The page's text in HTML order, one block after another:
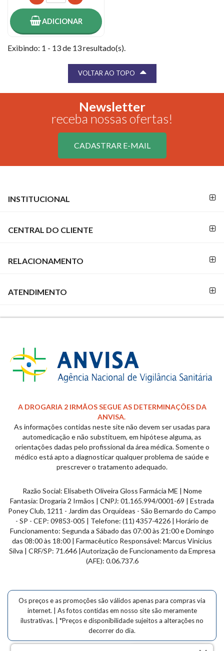
ADICIONAR
Exibindo: 1 - 13 de 13 resultado(s).
VOLTAR AO TOPO
Newsletter
receba nossas ofertas!
CADASTRAR E-MAIL
DE
SEGURANÇA
CREDIBILIDADE
REDES
PAGAMENTO
INSTITUCIONAL
CENTRAL DO CLIENTE
RELACIONAMENTO
ATENDIMENTO
A DROGARIA 2 IRMÃOS SEGUE AS DETERMINAÇÕES DA
ANVISA.
As informações contidas neste site não devem ser usadas para
automedicação e não substituem, em hipótese alguma, as
orientações dadas pelo profissional da área médica. Somente o
médico está apto a diagnosticar qualquer problema de saúde e
prescrever o tratamento adequado.
Razão Social: Elisabeth Oliveira Gloss Farmácia ME | Nome
Fantasia: Drogaria 2 Irmãos | CNPJ: 01.165.994/0001-69 | Estrada
Poney Club, 1211 - Jardim das Orquídeas - São Bernardo do Campo
- SP - CEP: 09853-005 | Telefone: (11) 4357-4226 | Horário de
Funcionamento: Segunda a Sábado das 07:00 às 21:00 e Domingo
das 08:00 às 18:00 | Farmacêutico Responsável: Marcus Vinicius
Silva | CRF/SP: 71.646 |Autorização de Funcionamento da Empresa
(AFE): 0.06.737.6
Os preços e as promoções são válidos apenas para compras via
internet. | As fotos contidas em nosso site são meramente
ilustrativas. | *Preços e disponibilidade sujeitos a alterações no
decorrer do dia.